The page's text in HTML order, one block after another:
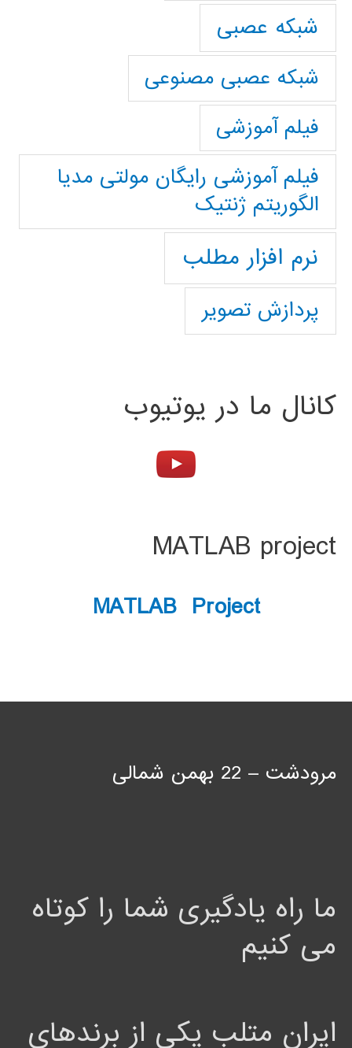
شبکه عصبی
شبکه عصبی مصنوعی
فیلم آموزشی
فیلم آموزشی رایگان مولتی مدیا
الگوریتم ژنتیک
نرم افزار مطلب
پردازش تصویر
کانال ما در یوتیوب
MATLAB project
MATLAB Project
مرودشت – 22 بهمن شمالی
ما راه یادگیری شما را کوتاه
می کنیم
ایران متلب یکی از برندهای